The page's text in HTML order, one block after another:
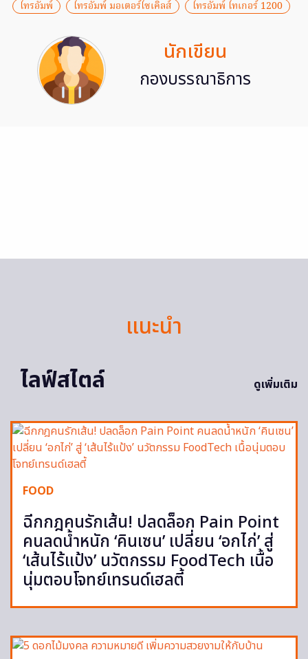
ไทรอัมพ์ ไทรอัมพ์ มอเตอร์ไซเคิลส์ ไทรอัมพ์ ไทเกอร์ 1200
นักเขียน
กองบรรณาธิการ
แนะนำ
ไลฟ์สไตล์
ดูเพิ่มเติม
FOOD
ฉีกกฎคนรักเส้น! ปลดล็อก Pain Point
คนลดน้ำหนัก ‘คินเซน’ เปลี่ยน ‘อกไก่’ สู่
‘เส้นไร้แป้ง’ นวัตกรรม FoodTech เนื้อ
นุ่มตอบโจทย์เทรนด์เฮลตี้